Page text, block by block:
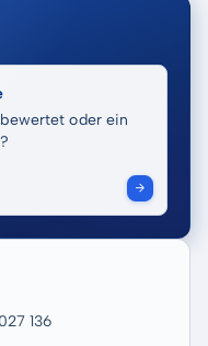
oder ein
136